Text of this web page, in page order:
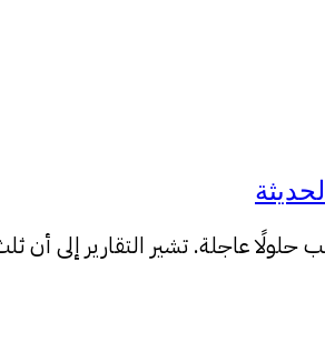
عاجلة. تشير التقارير إلى أن